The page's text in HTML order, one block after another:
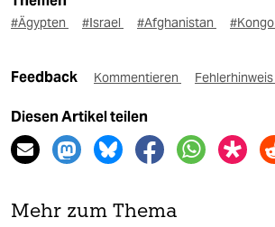
#Ägypten #Israel #Afghanistan #Kongo
Feedback Kommentieren Fehlerhinweis
Diesen Artikel teilen
Mehr zum Thema